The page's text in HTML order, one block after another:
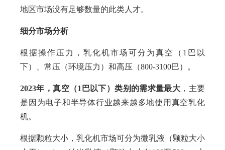
地区市场没有足够数量的此类人才。
细分市场分析
根据操作压力，乳化机市场可分为真空（1巴以
下）、常压（环境压力）和高压（800-3100巴）。
2023年，真空（1巴以下）类别的需求量最大 ，主要
是因为电子和半导体行业越来越多地使用真空乳化
机。
根据颗粒大小，乳化机市场可分为微乳液（颗粒大小